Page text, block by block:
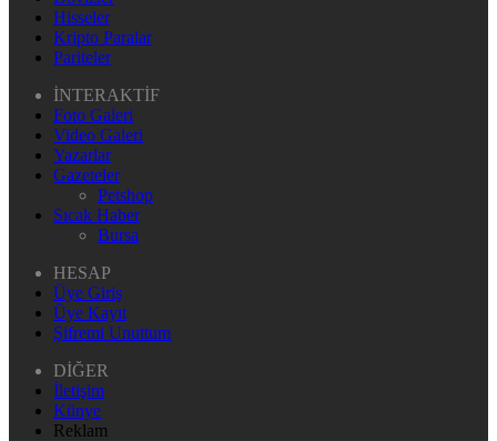
Hisseler
Kripto Paralar
Pariteler
İNTERAKTİF
Foto Galeri
Video Galeri
Yazarlar
Gazeteler
Petshop
Sıcak Haber
Bursa
HESAP
Üye Giriş
Üye Kayıt
Şifremi Unuttum
DİĞER
İletişim
Künye
Reklam